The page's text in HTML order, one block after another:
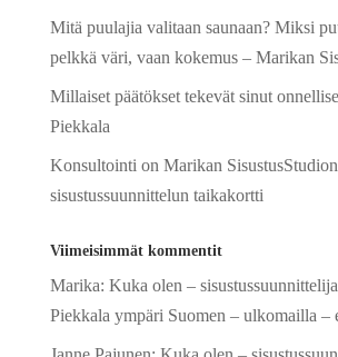
Mitä puulajia valitaan saunaan? Miksi
pelkkä väri, vaan kokemus – Marikan
Millaiset päätökset tekevät sinut
Piekkala
Konsultointi on Marikan SisustusStudion
sisustussuunnittelun taikakortti
Viimeisimmät kommentit
Marika: Kuka olen –
Piekkala ympäri Suomen – ulkomailla –